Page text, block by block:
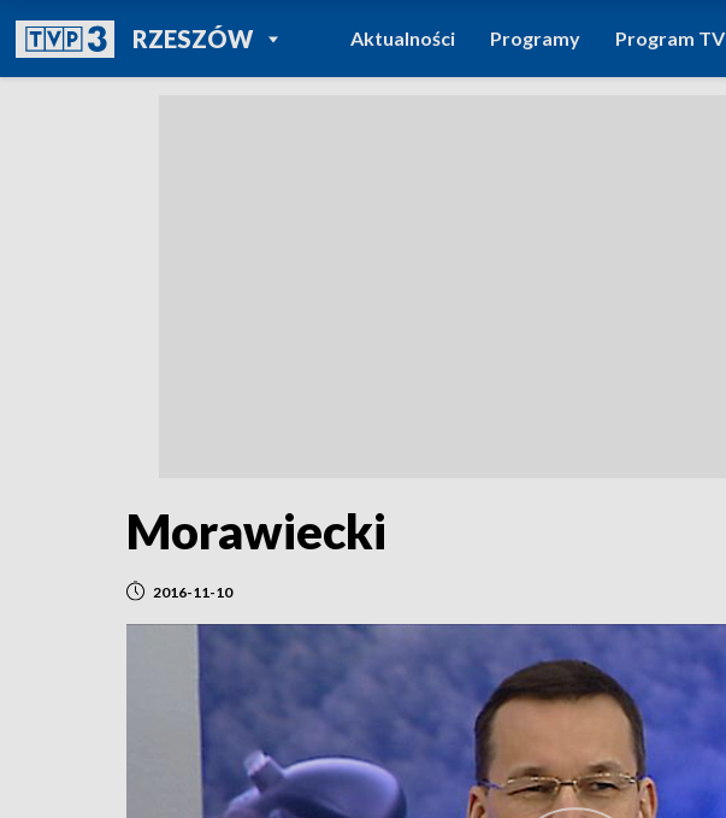
RZESZÓWPOWRÓT DO
TVP REGIONY
Aktualności Programy Program TV
Morawiecki
2016-11-10